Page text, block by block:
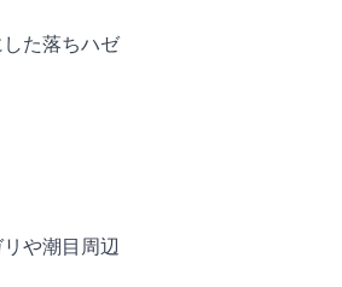
した落ちハゼ
や潮目周辺